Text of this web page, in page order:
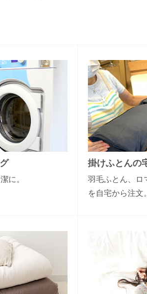
に。
掛けふとんの
羽毛ふとん、ロ
を自宅から注文。